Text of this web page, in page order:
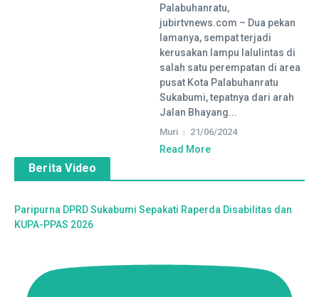
Palabuhanratu,
jubirtvnews.com – Dua pekan
lamanya, sempat terjadi
kerusakan lampu lalulintas di
salah satu perempatan di area
pusat Kota Palabuhanratu
Sukabumi, tepatnya dari arah
Jalan Bhayang...
Muri 21/06/2024
Read More
Berita Video
Paripurna DPRD Sukabumi Sepakati Raperda Disabilitas dan
KUPA-PPAS 2026